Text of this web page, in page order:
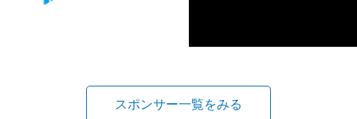
スポンサー一覧をみる